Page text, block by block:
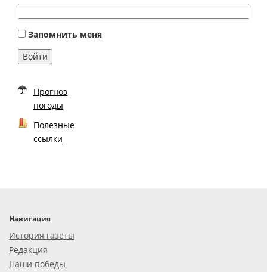
Запомнить меня
Войти
Прогноз
погоды
Полезные
ссылки
Навигация
История газеты
Редакция
Наши победы